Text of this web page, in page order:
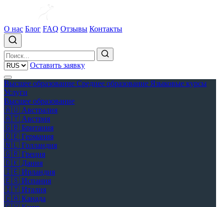
О нас Блог FAQ Отзывы Контакты
Оставить заявку
Высшее образование Среднее образование Языковые курсы
Услуги
Высшее образование
🇦🇺 Австралия
🇦🇹 Австрия
🇬🇧 Британия
🇩🇪 Германия
🇳🇱 Голландия
🇬🇷 Греция
🇩🇰 Дания
🇮🇪 Ирландия
🇪🇸 Испания
🇮🇹 Италия
🇨🇦 Канада